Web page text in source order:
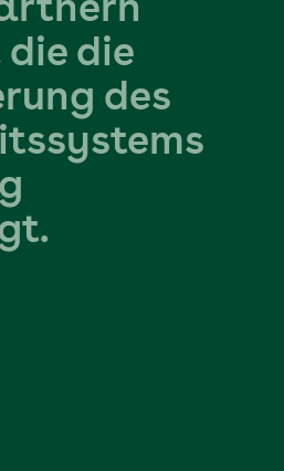
rtnern
die die
rung des
itssystems
g
t.